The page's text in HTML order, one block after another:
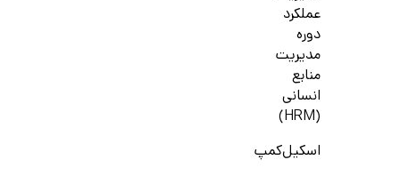
عملکرد
دوره
مدیریت
منابع
انسانی
(HRM)
اسکیل‌کمپ